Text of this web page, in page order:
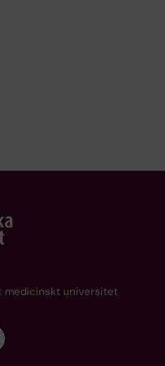
universitet